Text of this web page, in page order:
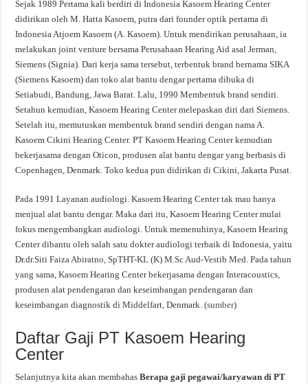
Sejak 1989 Pertama kali berdiri di Indonesia Kasoem Hearing Center
didirikan oleh M. Hatta Kasoem, putra dari founder optik pertama di
Indonesia Atjoem Kasoem (A. Kasoem). Untuk mendirikan perusahaan, ia
melakukan joint venture bersama Perusahaan Hearing Aid asal Jerman,
Siemens (Signia). Dari kerja sama tersebut, terbentuk brand bernama SIKA
(Siemens Kasoem) dan toko alat bantu dengar pertama dibuka di
Setiabudi, Bandung, Jawa Barat. Lalu, 1990 Membentuk brand sendiri.
Setahun kemudian, Kasoem Hearing Center melepaskan diri dari Siemens.
Setelah itu, memutuskan membentuk brand sendiri dengan nama A.
Kasoem Cikini Hearing Center. PT Kasoem Hearing Center kemudian
bekerjasama dengan Oticon, produsen alat bantu dengar yang berbasis di
Copenhagen, Denmark. Toko kedua pun didirikan di Cikini, Jakarta Pusat.
Pada 1991 Layanan audiologi. Kasoem Hearing Center tak mau hanya
menjual alat bantu dengar. Maka dari itu, Kasoem Hearing Center mulai
fokus mengembangkan audiologi. Untuk memenuhinya, Kasoem Hearing
Center dibantu oleh salah satu dokter audiologi terbaik di Indonesia, yaitu
Dr.dr.Siti Faiza Abiratno, SpTHT-KL (K) M.Sc Aud-Vestib Med. Pada tahun
yang sama, Kasoem Hearing Center bekerjasama dengan Interacoustics,
produsen alat pendengaran dan keseimbangan pendengaran dan
keseimbangan diagnostik di Middelfart, Denmark. (sumber)
Daftar Gaji PT Kasoem Hearing
Center
Selanjutnya kita akan membahasBerapa gaji pegawai/karyawan di PT